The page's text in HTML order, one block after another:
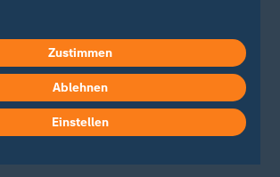
Partien auf einen Blick
Spielplan, Ergebnisse und Tabellen
Zustimmen
Ablehnen
Einstellen